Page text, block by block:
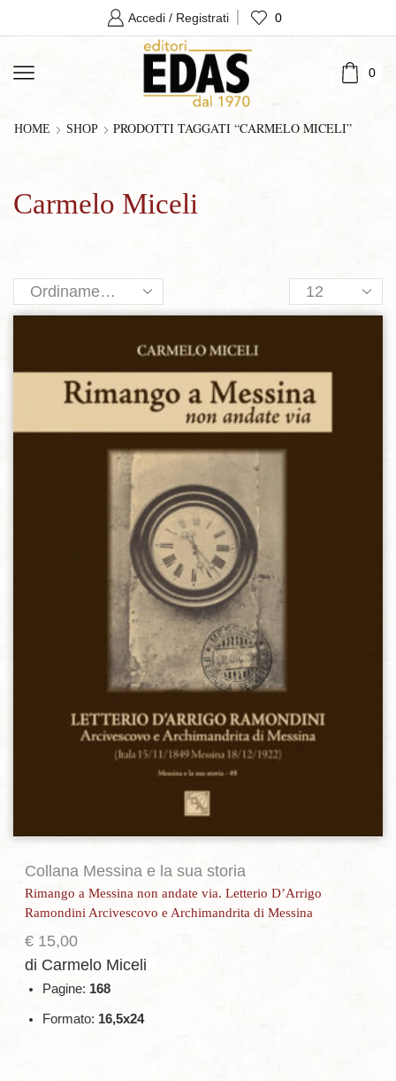
Accedi / Registrati 0
0
HOME SHOP PRODOTTI TAGGATI “CARMELO MICELI”
Carmelo Miceli
Products
per
Aggiungi alla lista dei desideri
Collana Messina e la sua storia
Rimango a Messina non andate via. Letterio D’Arrigo
Ramondini Arcivescovo e Archimandrita di Messina
€ 15,00
di Carmelo Miceli
Pagine: 168
Formato: 16,5x24